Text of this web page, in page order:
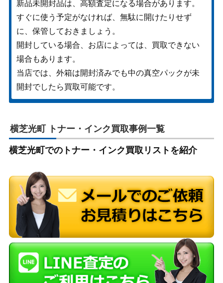
新品未開封品は、高額査定になる場合があります。
すぐに使う予定がなければ、無駄に開けたりせず
に、保管しておきましょう。
開封している場合、お店によっては、買取できない
場合もあります。
当店では、外箱は開封済みでも中の真空パックが未
開封でしたら買取可能です。
横芝光町 トナー・インク買取事例一覧
横芝光町でのトナー・インク買取リストを紹介